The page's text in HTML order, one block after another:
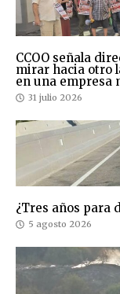
CCOO señala
mirar hacia otro
en una empresa
31 julio 2026
¿Tres años para
5 agosto 2026